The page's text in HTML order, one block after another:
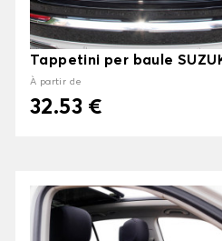
Tappetini per baule
À partir de
32.53 €